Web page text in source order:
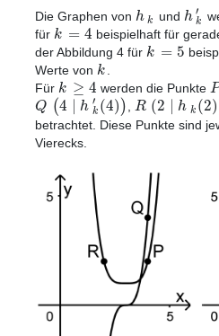
Die Graphen von hk und h′
k
für k =4 beispielhaft für
der Abbildung 4 für k = 5
Werte von k
Für k ≥ 4 werden die Punkte P
Q (4 | h ′
k(4)) R (2 | h k (2)
betrachtet. Diese Punkte sind
Vierecks.